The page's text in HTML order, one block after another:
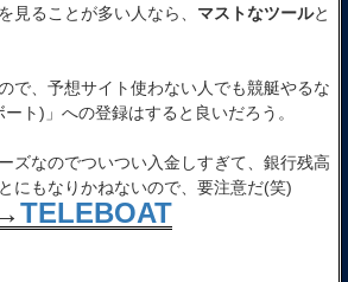
見ることが多い人なら、 マストなツールと
で、予想サイト使わない人でも競艇やるな
ト)」への登録はすると良いだろう。
ズなのでついつい入金しすぎて、銀行残高
にもなりかねないので、要注意だ(笑)
TELEBOAT